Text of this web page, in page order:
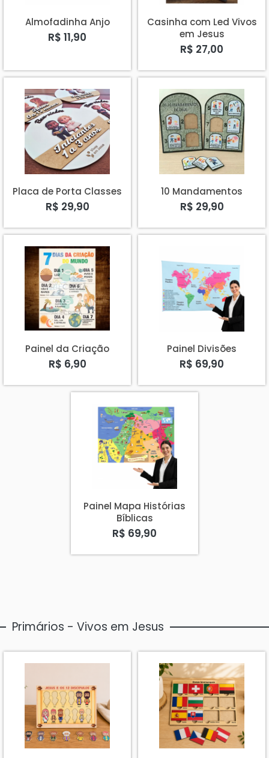
Almofadinha Anjo
R$ 11,90
Casinha com Led Vivos
em Jesus
R$ 27,00
Placa de Porta Classes
R$ 29,90
10 Mandamentos
R$ 29,90
Painel da Criação
R$ 6,90
Painel Divisões
R$ 69,90
Painel Mapa Histórias
Bíblicas
R$ 69,90
Primários - Vivos em Jesus